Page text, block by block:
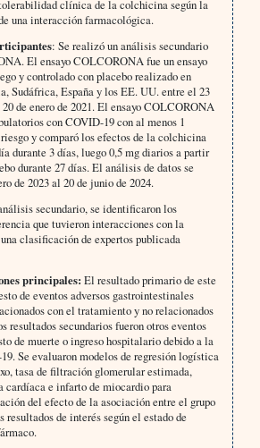
clínica de la colchicina según la
una interacción farmacológica.
: Se realizó un análisis secundario
El ensayo COLCORONA fue un ensayo
y controlado con placebo realizado en
Sudáfrica, España y los EE. UU. entre el 23
de enero de 2021. El ensayo COLCORONA
con COVID-19 con al menos 1
y comparó los efectos de la colchicina
durante 3 días, luego 0,5 mg diarios a partir
durante 27 días. El análisis de datos se
de 2023 al 20 de junio de 2024.
secundario, se identificaron los
que tuvieron interacciones con la
clasificación de expertos publicada
principales: El resultado primario de este
de eventos adversos gastrointestinales
con el tratamiento y no relacionados
resultados secundarios fueron otros eventos
de muerte o ingreso hospitalario debido a la
Se evaluaron modelos de regresión logística
tasa de filtración glomerular estimada,
cardíaca e infarto de miocardio para
del efecto de la asociación entre el grupo
de interés según el estado de